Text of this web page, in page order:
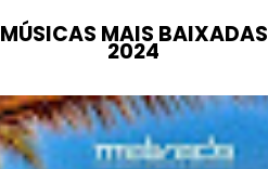
MÚSICAS MAIS BAIXADAS
2024